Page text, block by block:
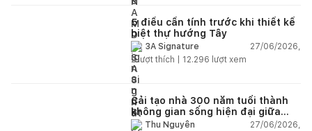
5 điều cần tính trước khi thiết kế
biệt thự hướng Tây
3A Signature
27/06/2026,
2lượt thích | 12.296 lượt xem
Cải tạo nhà 300 năm tuổi thành
không gian sống hiện đại giữa
thiên nhiên
Thu Nguyễn
27/06/2026,